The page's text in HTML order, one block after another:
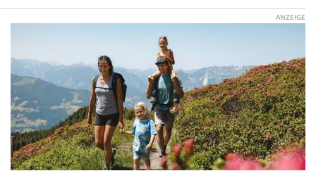
ANZEIGE